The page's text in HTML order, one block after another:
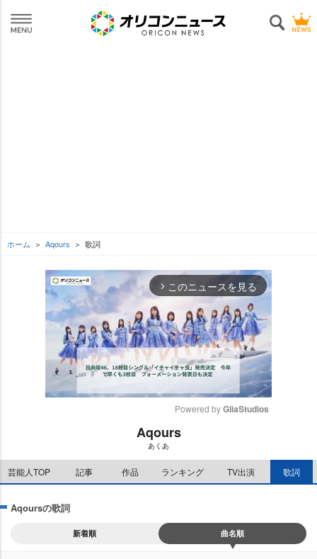
ホーム Aqours 歌詞
arrow_forward_ios このニュースを見る
Powered by GliaStudios
Aqours
あくあ
芸能人TOP 記事 作品 ランキング TV出演 歌詞
Aqoursの歌詞
新着順 曲名順